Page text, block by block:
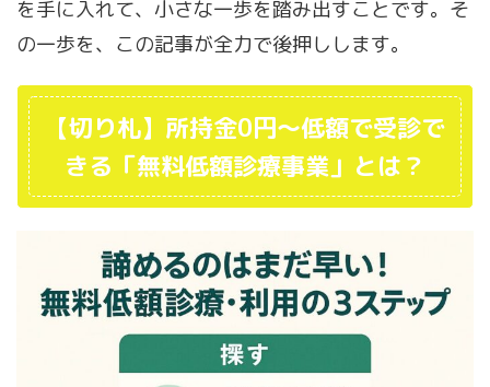
を手に入れて、小さな一歩を踏み出すことです。そ
の一歩を、この記事が全力で後押しします。
【切り札】所持金0円～低額で受診で
きる「無料低額診療事業」とは？